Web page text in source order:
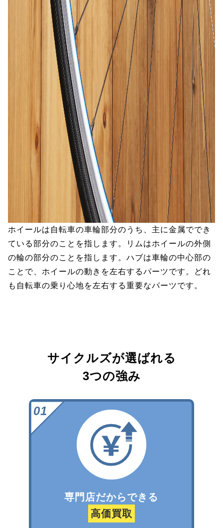
ホイールは自転車の車輪部分のうち、主に金属ででき
ている部分のことを指します。リムはホイールの外側
の輪の部分のことを指します。ハブは車輪の中心部の
ことで、ホイールの動きを左右するパーツです。どれ
も自転車の乗り心地を左右する重要なパーツです。
サイクルズが選ばれる
3つの強み
専門店だからできる
高価買取